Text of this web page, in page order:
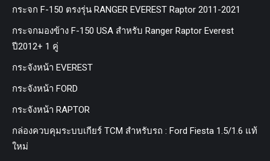
กระจก F-150 ตรงรุ่น RANGER EVEREST Raptor 2011-2021
กระจกมองข้าง F-150 USA สำหรับ Ranger Raptor Everest
ปี2012+ 1 คู่
กระจังหน้า EVEREST
กระจังหน้า FORD
กระจังหน้า RAPTOR
กล่องควบคุมระบบเกียร์ TCM สำหรับรถ : Ford Fiesta 1.5/1.6 แท้
ใหม่